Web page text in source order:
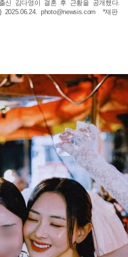
신 김다영이 결혼 후 근황을 공개했다.
2025.06.24. photo@newsis.com *재판